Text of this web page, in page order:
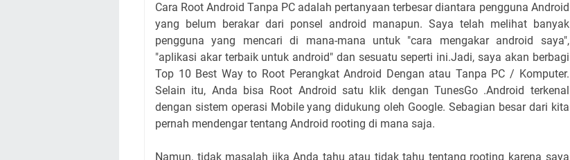
Cara Root Android Tanpa PC adalah pertanyaan terbesar diantara pengguna Android
yang belum berakar dari ponsel android manapun. Saya telah melihat banyak
pengguna yang mencari di mana-mana untuk "cara mengakar android saya",
"aplikasi akar terbaik untuk android" dan sesuatu seperti ini.Jadi, saya akan berbagi
Top 10 Best Way to Root Perangkat Android Dengan atau Tanpa PC / Komputer.
Selain itu, Anda bisa Root Android satu klik dengan TunesGo .Android terkenal
dengan sistem operasi Mobile yang didukung oleh Google. Sebagian besar dari kita
pernah mendengar tentang Android rooting di mana saja.
Namun, tidak masalah jika Anda tahu atau tidak tahu tentang rooting karena saya